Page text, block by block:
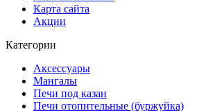
буржуйка для дома
купить набор шампуров в кейсе
набор шампуров подарочный
купить набор шампуров в Украине
Карта сайта
Акции
Категории
Аксессуары
Мангалы
Печи под казан
Печи отопительные (буржуйка)